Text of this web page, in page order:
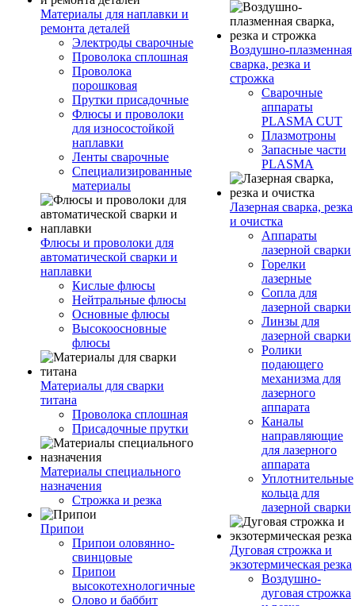
Материалы для наплавки и
ремонта деталей
Электроды сварочные
Проволока сплошная
Проволока
порошковая
Прутки присадочные
Флюсы и проволоки
для износостойкой
наплавки
Ленты сварочные
Специализированные
материалы
Флюсы и проволоки для
автоматической сварки и
наплавки
Кислые флюсы
Нейтральные флюсы
Основные флюсы
Высокоосновные
флюсы
Материалы для сварки
титана
Проволока сплошная
Присадочные прутки
Материалы специального
назначения
Строжка и резка
Припои
Припои оловянно-
свинцовые
Припои
высокотехнологичные
Олово и баббит
Воздушно-плазменная
сварка, резка и
строжка
Сварочные
аппараты
PLASMA CUT
Плазмотроны
Запасные части
PLASMA
Лазерная сварка, резка
и очистка
Аппараты
лазерной сварки
Горелки
лазерные
Сопла для
лазерной сварки
Линзы для
лазерной сварки
Ролики
подающего
механизма для
лазерного
аппарата
Каналы
направляющие
для лазерного
аппарата
Уплотнительные
кольца для
лазерной сварки
Дуговая строжка и
экзотермическая резка
Воздушно-
дуговая строжка